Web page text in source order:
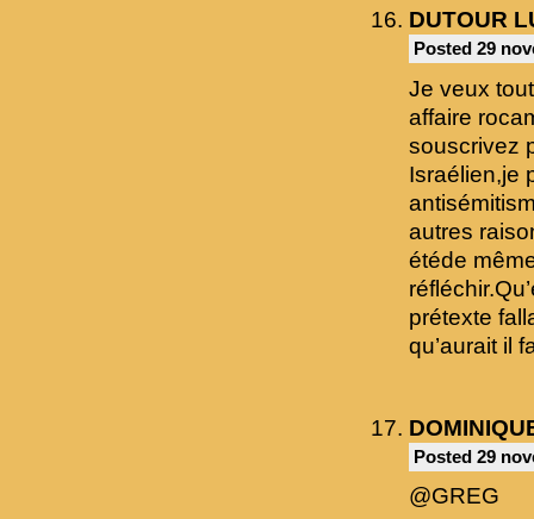
DUTOUR
Posted 29
Je veux
affaire
souscrivez
Israélien,je
autres
étéde
prétexte
qu’aurait il
Posted 29
@GREG